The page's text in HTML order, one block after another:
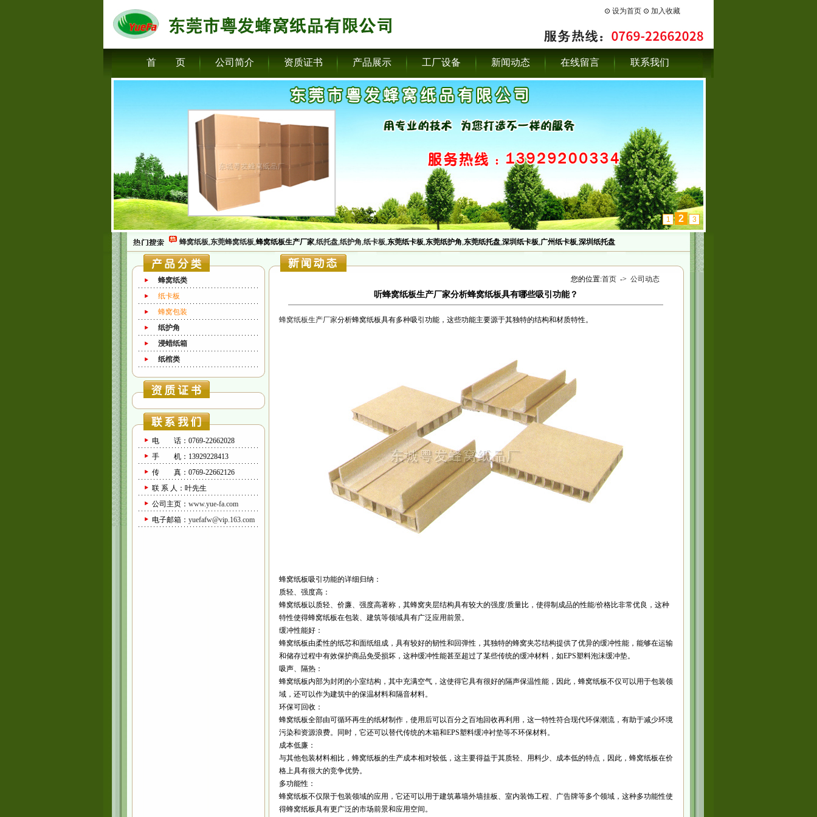
⊙ 设为首页 ⊙ 加入收藏
首 页 公司简介 资质证书 产品展示 工厂设备 新闻动态 在线留言 联系我们
1 2 3
蜂窝纸板,东莞蜂窝纸板,蜂窝纸板生产厂家,纸托盘,纸护角,纸卡板,东莞纸卡板,东莞纸护角,东莞纸托盘,深圳纸卡板,广州纸卡板,深圳纸托盘
蜂窝纸类
纸卡板
蜂窝包装
纸护角
浸蜡纸箱
纸棺类
电 话：0769-22662028
手 机：13929228413
传 真：0769-22662126
联 系 人：叶先生
公司主页： www.yue-fa.com
电子邮箱： yuefafw@vip.163.com
您的位置:首页 ->公司动态
听蜂窝纸板生产厂家分析蜂窝纸板具有哪些吸引功能？
蜂窝纸板生产厂家分析蜂窝纸板具有多种吸引功能，这些功能主要源于其独特的结构和材质特性。
蜂窝纸板吸引功能的详细归纳：
质轻、强度高：
蜂窝纸板以质轻、价廉、强度高著称，其蜂窝夹层结构具有较大的强度/质量比，使得制成品的性能/价格比非常优良，这种
特性使得蜂窝纸板在包装、建筑等领域具有广泛应用前景。
缓冲性能好：
蜂窝纸板由柔性的纸芯和面纸组成，具有较好的韧性和回弹性，其独特的蜂窝夹芯结构提供了优异的缓冲性能，能够在运输
和储存过程中有效保护商品免受损坏，这种缓冲性能甚至超过了某些传统的缓冲材料，如EPS塑料泡沫缓冲垫。
吸声、隔热：
蜂窝纸板内部为封闭的小室结构，其中充满空气，这使得它具有很好的隔声保温性能，因此，蜂窝纸板不仅可以用于包装领
域，还可以作为建筑中的保温材料和隔音材料。
环保可回收：
蜂窝纸板全部由可循环再生的纸材制作，使用后可以百分之百地回收再利用，这一特性符合现代环保潮流，有助于减少环境
污染和资源浪费。同时，它还可以替代传统的木箱和EPS塑料缓冲衬垫等不环保材料。
成本低廉：
与其他包装材料相比，蜂窝纸板的生产成本相对较低，这主要得益于其质轻、用料少、成本低的特点，因此，蜂窝纸板在价
格上具有很大的竞争优势。
多功能性：
蜂窝纸板不仅限于包装领域的应用，它还可以用于建筑幕墙外墙挂板、室内装饰工程、广告牌等多个领域，这种多功能性使
得蜂窝纸板具有更广泛的市场前景和应用空间。